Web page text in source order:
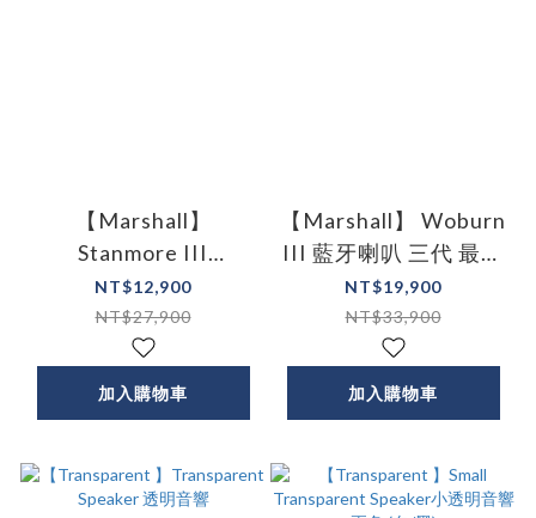
【Marshall】
Stanmore III
Bluetooth 藍牙喇叭
NT$12,900
NT$27,900
加入購物車
【Marshall】 Woburn
III 藍牙喇叭 三代 最新
款
NT$19,900
NT$33,900
加入購物車